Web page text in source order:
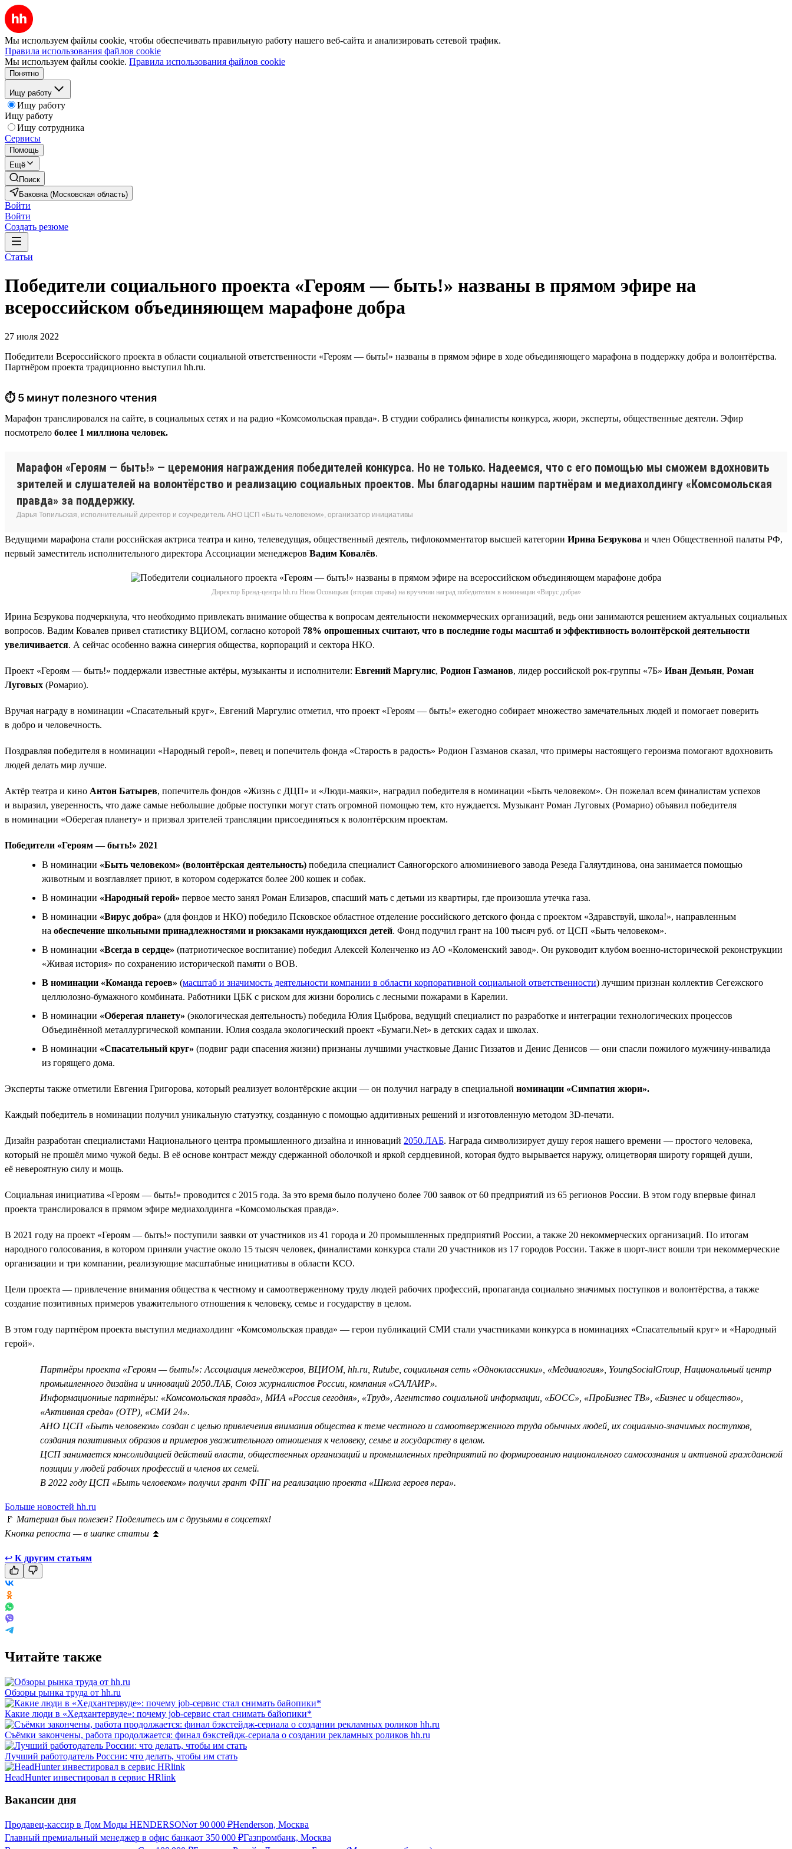
Мы используем файлы cookie, чтобы обеспечивать правильную работу нашего веб-сайта и анализировать сетевой трафик.
Правила использования файлов cookie
Мы используем файлы cookie. Правила использования файлов cookie
Понятно
Ищу работу
Ищу работу
Ищу работу
Ищу сотрудника
Сервисы
Помощь
Ещё
Поиск
Баковка (Московская область)
Войти
Войти
Создать резюме
Статьи
Победители социального проекта «Героям — быть!» названы в прямом эфире на
всероссийском объединяющем марафоне добра
27 июля 2022
Победители Всероссийского проекта в области социальной ответственности «Героям — быть!» названы в прямом эфире в ходе объединяющего марафона в поддержку добра и волонтёрства.
Партнёром проекта традиционно выступил hh.ru.
⏱ 5 минут полезного чтения
Марафон транслировался на сайте, в социальных сетях и на радио «Комсомольская правда». В студии собрались финалисты конкурса, жюри, эксперты, общественные деятели. Эфир
посмотрело более 1 миллиона человек.
Марафон «Героям — быть!» — церемония награждения победителей конкурса. Но не только. Надеемся, что с его помощью мы сможем вдохновить
зрителей и слушателей на волонтёрство и реализацию социальных проектов. Мы благодарны нашим партнёрам и медиахолдингу «Комсомольская
правда» за поддержку.
Дарья Топильская, исполнительный директор и соучредитель АНО ЦСП «Быть человеком», организатор инициативы
Ведущими марафона стали российская актриса театра и кино, телеведущая, общественный деятель, тифлокомментатор высшей категории Ирина Безрукова и член Общественной палаты РФ,
первый заместитель исполнительного директора Ассоциации менеджеров Вадим Ковалёв.
Директор Бренд-центра hh.ru Нина Осовицкая (вторая справа) на вручении наград победителям в номинации «Вирус добра»
Ирина Безрукова подчеркнула, что необходимо привлекать внимание общества к вопросам деятельности некоммерческих организаций, ведь они занимаются решением актуальных социальных
вопросов. Вадим Ковалев привел статистику ВЦИОМ, согласно которой 78% опрошенных считают, что в последние годы масштаб и эффективность волонтёрской деятельности
увеличивается. А сейчас особенно важна синергия общества, корпораций и сектора НКО.
Проект «Героям — быть!» поддержали известные актёры, музыканты и исполнители: Евгений Маргулис, Родион Газманов, лидер российской рок-группы «7Б» Иван Демьян, Роман
Луговых (Ромарио).
Вручая награду в номинации «Спасательный круг», Евгений Маргулис отметил, что проект «Героям — быть!» ежегодно собирает множество замечательных людей и помогает поверить
в добро и человечность.
Поздравляя победителя в номинации «Народный герой», певец и попечитель фонда «Старость в радость» Родион Газманов сказал, что примеры настоящего героизма помогают вдохновить
людей делать мир лучше.
Актёр театра и кино Антон Батырев, попечитель фондов «Жизнь с ДЦП» и «Люди-маяки», наградил победителя в номинации «Быть человеком». Он пожелал всем финалистам успехов
и выразил, уверенность, что даже самые небольшие добрые поступки могут стать огромной помощью тем, кто нуждается. Музыкант Роман Луговых (Ромарио) объявил победителя
в номинации «Оберегая планету» и призвал зрителей трансляции присоединяться к волонтёрским проектам.
Победители «Героям — быть!» 2021
В номинации «Быть человеком» (волонтёрская деятельность) победила специалист Саяногорского алюминиевого завода Резеда Галяутдинова, она занимается помощью
животным и возглавляет приют, в котором содержатся более 200 кошек и собак.
В номинации «Народный герой» первое место занял Роман Елизаров, спасший мать с детьми из квартиры, где произошла утечка газа.
В номинации «Вирус добра» (для фондов и НКО) победило Псковское областное отделение российского детского фонда с проектом «Здравствуй, школа!», направленным
на обеспечение школьными принадлежностями и рюкзаками нуждающихся детей. Фонд подучил грант на 100 тысяч руб. от ЦСП «Быть человеком».
В номинации «Всегда в сердце» (патриотическое воспитание) победил Алексей Коленченко из АО «Коломенский завод». Он руководит клубом военно-исторической реконструкции
«Живая история» по сохранению исторической памяти о ВОВ.
В номинации «Команда героев» (масштаб и значимость деятельности компании в области корпоративной социальной ответственности) лучшим признан коллектив Сегежского
целлюлозно-бумажного комбината. Работники ЦБК с риском для жизни боролись с лесными пожарами в Карелии.
В номинации «Оберегая планету» (экологическая деятельность) победила Юлия Цыброва, ведущий специалист по разработке и интеграции технологических процессов
Объединённой металлургической компании. Юлия создала экологический проект «Бумаги.Net» в детских садах и школах.
В номинации «Спасательный круг» (подвиг ради спасения жизни) признаны лучшими участковые Данис Гиззатов и Денис Денисов — они спасли пожилого мужчину-инвалида
из горящего дома.
Эксперты также отметили Евгения Григорова, который реализует волонтёрские акции — он получил награду в специальной номинации «Симпатия жюри».
Каждый победитель в номинации получил уникальную статуэтку, созданную с помощью аддитивных решений и изготовленную методом 3D-печати.
Дизайн разработан специалистами Национального центра промышленного дизайна и инноваций 2050.ЛАБ. Награда символизирует душу героя нашего времени — простого человека,
который не прошёл мимо чужой беды. В её основе контраст между сдержанной оболочкой и яркой сердцевиной, которая будто вырывается наружу, олицетворяя широту горящей души,
её невероятную силу и мощь.
Социальная инициатива «Героям — быть!» проводится с 2015 года. За это время было получено более 700 заявок от 60 предприятий из 65 регионов России. В этом году впервые финал
проекта транслировался в прямом эфире медиахолдинга «Комсомольская правда».
В 2021 году на проект «Героям — быть!» поступили заявки от участников из 41 города и 20 промышленных предприятий России, а также 20 некоммерческих организаций. По итогам
народного голосования, в котором приняли участие около 15 тысяч человек, финалистами конкурса стали 20 участников из 17 городов России. Также в шорт-лист вошли три некоммерческие
организации и три компании, реализующие масштабные инициативы в области КСО.
Цели проекта — привлечение внимания общества к честному и самоотверженному труду людей рабочих профессий, пропаганда социально значимых поступков и волонтёрства, а также
создание позитивных примеров уважительного отношения к человеку, семье и государству в целом.
В этом году партнёром проекта выступил медиахолдинг «Комсомольская правда» — герои публикаций СМИ стали участниками конкурса в номинациях «Спасательный круг» и «Народный
герой».
Партнёры проекта «Героям — быть!»: Ассоциация менеджеров, ВЦИОМ, hh.ru, Rutube, социальная сеть «Одноклассники», «Медиалогия», YoungSocialGroup, Национальный центр
промышленного дизайна и инноваций 2050.ЛАБ, Союз журналистов России, компания «САЛАИР».
Информационные партнёры: «Комсомольская правда», МИА «Россия сегодня», «Труд», Агентство социальной информации, «БОСС», «ПроБизнес ТВ», «Бизнес и общество»,
«Активная среда» (ОТР), «СМИ 24».
АНО ЦСП «Быть человеком» создан с целью привлечения внимания общества к теме честного и самоотверженного труда обычных людей, их социально-значимых поступков,
создания позитивных образов и примеров уважительного отношения к человеку, семье и государству в целом.
ЦСП занимается консолидацией действий власти, общественных организаций и промышленных предприятий по формированию национального самосознания и активной гражданской
позиции у людей рабочих профессий и членов их семей.
В 2022 году ЦСП «Быть человеком» получил грант ФПГ на реализацию проекта «Школа героев пера».
Больше новостей hh.ru
🚩 Материал был полезен? Поделитесь им с друзьями в соцсетях!
Кнопка репоста — в шапке статьи ⏫
↩ К другим статьям
Читайте также
Обзоры рынка труда от hh.ru
Какие люди в «Хедхантервуде»: почему job-сервис стал снимать байопики*
Съёмки закончены, работа продолжается: финал бэкстейдж-сериала о создании рекламных роликов hh.ru
Лучший работодатель России: что делать, чтобы им стать
HeadHunter инвестировал в сервис HRlink
Вакансии дня
Продавец-кассир в Дом Моды HENDERSONот 90 000 ₽Henderson, Москва
Главный премиальный менеджер в офис банкаот 350 000 ₽Газпромбанк, Москва